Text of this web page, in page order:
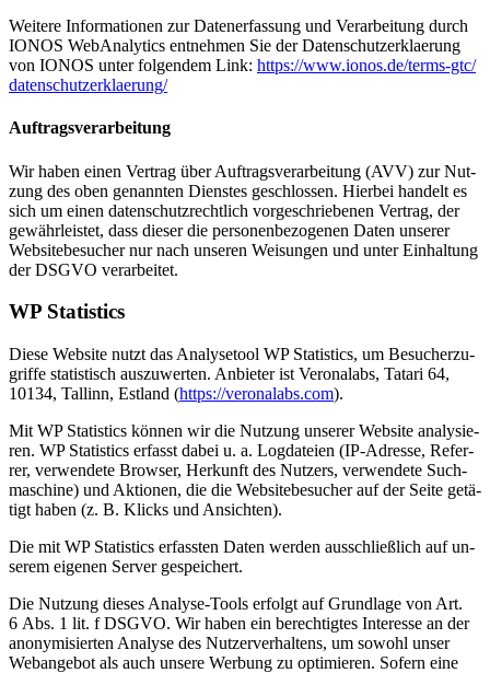
Wei­te­re In­for­ma­tio­nen zur Da­ten­er­fas­sung und Ver­ar­bei­tung durch
IONOS Web­Ana­ly­tics ent­neh­men Sie der Da­ten­schutz­er­klae­rung
von IONOS un­ter fol­gen­dem Link: https://​www​.io​nos​.de/​t​e​r​m​s​-​g​t​c​/​
d​a​t​e​n​s​c​h​u​t​z​e​r​k​l​a​e​r​u​ng/
Auf­trags­ver­ar­bei­tung
Wir ha­ben ei­nen Ver­trag über Auf­trags­ver­ar­bei­tung (AVV) zur Nut­
zung des oben ge­nann­ten Diens­tes ge­schlos­sen. Hier­bei han­delt es
sich um ei­nen da­ten­schutz­recht­lich vor­ge­schrie­be­nen Ver­trag, der
ge­währ­leis­tet, dass die­ser die per­so­nen­be­zo­ge­nen Da­ten un­se­rer
Web­site­be­su­cher nur nach un­se­ren Wei­sun­gen und un­ter Ein­hal­tung
der DSGVO ver­ar­bei­tet.
WP Sta­tis­tics
Die­se Web­site nutzt das Ana­ly­se­tool WP Sta­tis­tics, um Be­su­cher­zu­
grif­fe sta­tis­tisch aus­zu­wer­ten. An­bie­ter ist Ve­ro­nalabs, Ta­ta­ri 64,
10134, Tal­linn, Est­land (https://​ve​ro​nalabs​.com).
Mit WP Sta­tis­tics kön­nen wir die Nut­zung un­se­rer Web­site ana­ly­sie­
ren. WP Sta­tis­tics er­fasst da­bei u. a. Log­da­tei­en (IP-Adres­se, Re­fer­
rer, ver­wen­de­te Brow­ser, Her­kunft des Nut­zers, ver­wen­de­te Such­
ma­schi­ne) und Ak­tio­nen, die die Web­site­be­su­cher auf der Sei­te ge­tä­
tigt ha­ben (z. B. Klicks und An­sich­ten).
Die mit WP Sta­tis­tics er­fass­ten Da­ten wer­den aus­schließ­lich auf un­
se­rem ei­ge­nen Ser­ver ge­spei­chert.
Die Nut­zung die­ses Ana­ly­se-Tools er­folgt auf Grund­la­ge von Art.
6 Abs. 1 lit. f DSGVO. Wir ha­ben ein be­rech­tig­tes In­ter­es­se an der
an­ony­mi­sier­ten Ana­ly­se des Nut­zer­ver­hal­tens, um so­wohl un­ser
Web­an­ge­bot als auch un­se­re Wer­bung zu op­ti­mie­ren. So­fern eine